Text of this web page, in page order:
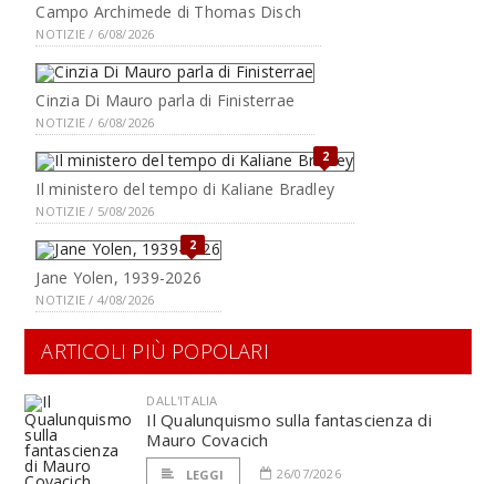
Campo Archimede di Thomas Disch
NOTIZIE / 6/08/2026
Cinzia Di Mauro parla di Finisterrae
NOTIZIE / 6/08/2026
2
Il ministero del tempo di Kaliane Bradley
NOTIZIE / 5/08/2026
2
Jane Yolen, 1939-2026
NOTIZIE / 4/08/2026
ARTICOLI PIÙ POPOLARI
DALL'ITALIA
Il Qualunquismo sulla fantascienza di
Mauro Covacich
LEGGI 26/07/2026